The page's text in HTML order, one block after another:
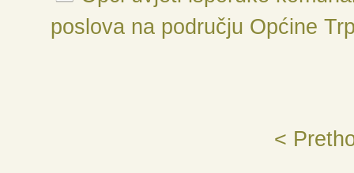
poslova na području Općine
<